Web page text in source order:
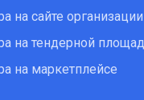
на сайте организации
на тендерной
на маркетплейсе